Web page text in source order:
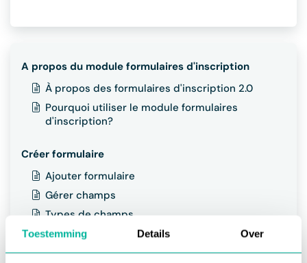
Toestemming Details Over
A propos du module formulaires d'inscription
À propos des formulaires d'inscription 2.0
Pourquoi utiliser le module formulaires
d'inscription?
Créer formulaire
Ajouter formulaire
Gérer champs
Types de champs
Paramètres de champ
Ajouter une image de bannière